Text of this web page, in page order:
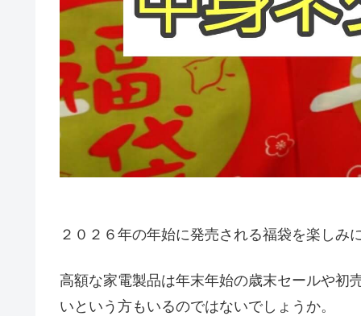
２０２６年の年始に発売される福袋を楽しみ
高額な家電製品は年末年始の歳末セールや初
いという方もいるのではないでしょうか。